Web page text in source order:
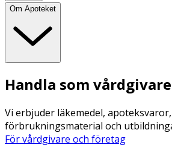
Om Apoteket
Handla som
Vi erbjuder läkemedel, apoteksvaror,
förbrukningsmaterial och
För vårdgivare och företag